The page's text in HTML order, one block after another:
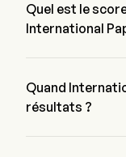
Quel est le
International
croissance, génération
effet de levier.
Quand
résultats ?